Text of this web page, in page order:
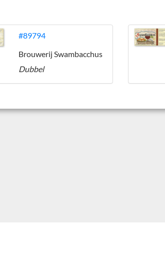
#89794
Brouwerij Swambacchus
Dubbel